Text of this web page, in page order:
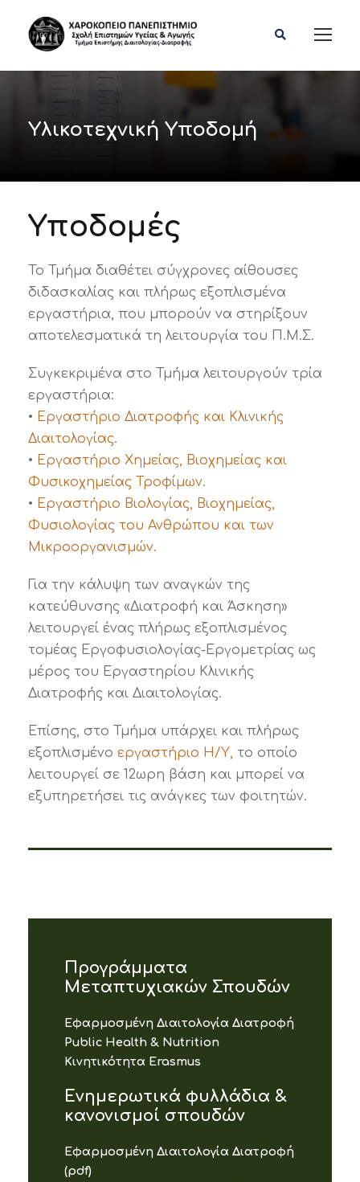
Υλικοτεχνική Υποδομή
Υποδομές
Το Τμήμα διαθέτει σύγχρονες αίθουσες
διδασκαλίας και πλήρως εξοπλισμένα
εργαστήρια, που μπορούν να στηρίξουν
αποτελεσματικά τη λειτουργία του Π.Μ.Σ.
Συγκεκριμένα στο Τμήμα λειτουργούν τρία
εργαστήρια:
• Εργαστήριο Διατροφής και Κλινικής
Διαιτολογίας.
• Εργαστήριο Χημείας, Βιοχημείας και
Φυσικοχημείας Τροφίμων.
• Εργαστήριο Βιολογίας, Βιοχημείας,
Φυσιολογίας του Ανθρώπου και των
Μικροοργανισμών.
Για την κάλυψη των αναγκών της
κατεύθυνσης «Διατροφή και Άσκηση»
λειτουργεί ένας πλήρως εξοπλισμένος
τομέας Εργοφυσιολογίας-Εργομετρίας ως
μέρος του Εργαστηρίου Κλινικής
Διατροφής και Διαιτολογίας.
Επίσης, στο Τμήμα υπάρχει και πλήρως
εξοπλισμένο εργαστήριο Η/Υ, το οποίο
λειτουργεί σε 12ωρη βάση και μπορεί να
εξυπηρετήσει τις ανάγκες των φοιτητών.
Προγράμματα
Μεταπτυχιακών Σπουδών
Εφαρμοσμένη Διαιτολογία Διατροφή
Public Health & Nutrition
Κινητικότητα Erasmus
Ενημερωτικά φυλλάδια &
κανονισμοί σπουδών
Εφαρμοσμένη Διαιτολογία Διατροφή
(pdf)